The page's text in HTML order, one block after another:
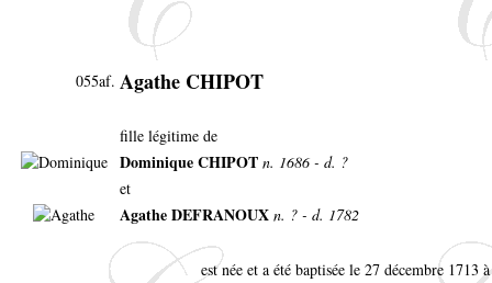
055af. Agathe CHIPOT
fille légitime de
Dominique CHIPOT n. 1686 - d. ?
et
Agathe DEFRANOUX n. ? - d. 1782
est née et a été baptisée le 27 décembre 1713